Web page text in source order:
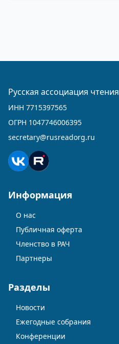
Русская ассоциация чтения
ИНН 7715397565
ОГРН 1047746006395
secretary@rusreadorg.ru
Информация
О нас
Публичная оферта
Членство в РАЧ
Партнеры
Разделы
Новости
Ежегодные собрания
Конференции